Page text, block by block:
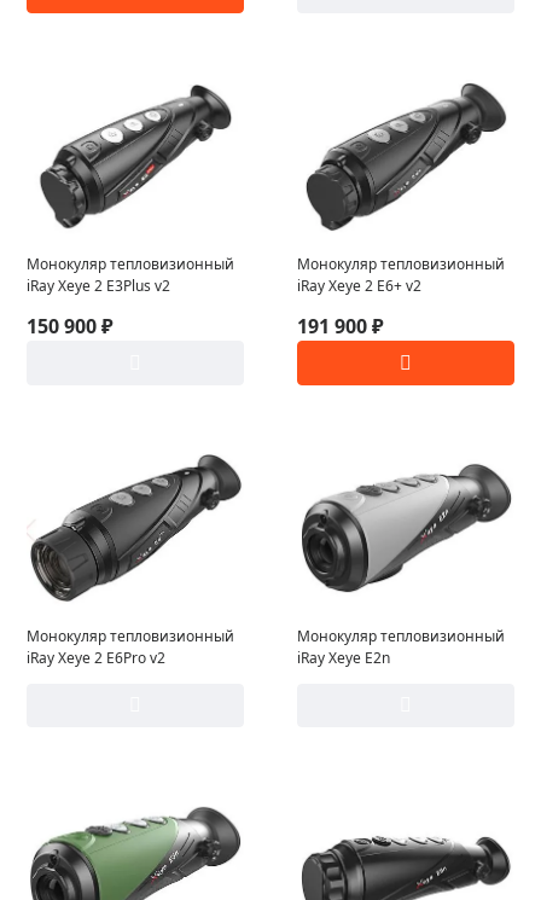
Монокуляр тепловизионный
iRay Xeye 2 E3Plus v2
150 900 ₽
Монокуляр тепловизионный
iRay Xeye 2 E6+ v2
191 900 ₽
Монокуляр тепловизионный
iRay Xeye 2 E6Pro v2
Монокуляр тепловизионный
iRay Xeye E2n